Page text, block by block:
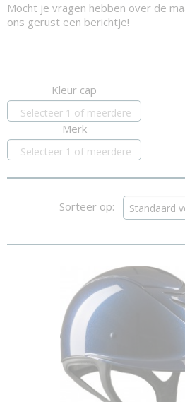
Mocht je vragen hebben over de
ons gerust een berichtje!
Kleur cap
Selecteer 1 of meerdere
opties
Merk
Selecteer 1 of meerdere
Sorteer op: